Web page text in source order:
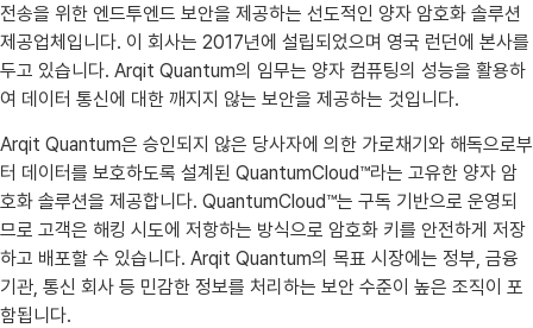
전송을 위한 엔드투엔드 보안을 제공하는 선도적인 양자 암호화 솔루션
제공업체입니다. 이 회사는 2017년에 설립되었으며 영국 런던에 본사를
두고 있습니다. Arqit Quantum의 임무는 양자 컴퓨팅의 성능을 활용하
여 데이터 통신에 대한 깨지지 않는 보안을 제공하는 것입니다.
Arqit Quantum은 승인되지 않은 당사자에 의한 가로채기와 해독으로부
터 데이터를 보호하도록 설계된 QuantumCloud™라는 고유한 양자 암
호화 솔루션을 제공합니다. QuantumCloud™는 구독 기반으로 운영되
므로 고객은 해킹 시도에 저항하는 방식으로 암호화 키를 안전하게 저장
하고 배포할 수 있습니다. Arqit Quantum의 목표 시장에는 정부, 금융
기관, 통신 회사 등 민감한 정보를 처리하는 보안 수준이 높은 조직이 포
함됩니다.